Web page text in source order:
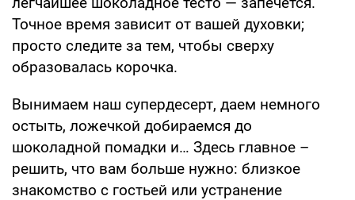
Точное время зависит от вашей духовки;
просто следите за тем, чтобы сверху
образовалась корочка.
Вынимаем наш супердесерт, даем немного
остыть, ложечкой добираемся до
шоколадной помадки и… Здесь главное –
решить, что вам больше нужно: близкое
знакомство с гостьей или устранение